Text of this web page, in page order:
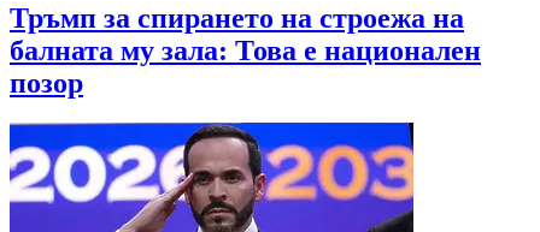
Тръмп за спирането на строежа на
балната му зала: Това е национален
позор